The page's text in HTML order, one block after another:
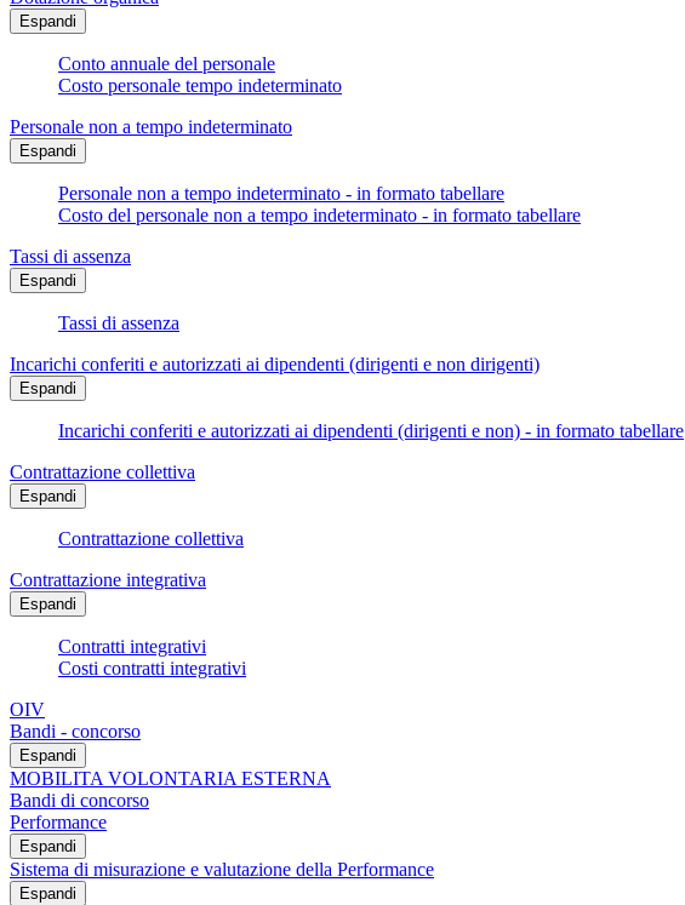
Espandi
Conto annuale del personale
Costo personale tempo indeterminato
Personale non a tempo indeterminato
Espandi
Personale non a tempo indeterminato - in formato tabellare
Costo del personale non a tempo indeterminato - in formato tabellare
Tassi di assenza
Espandi
Tassi di assenza
Incarichi conferiti e autorizzati ai dipendenti (dirigenti e non dirigenti)
Espandi
Incarichi conferiti e autorizzati ai dipendenti (dirigenti e non) - in formato tabellare
Contrattazione collettiva
Espandi
Contrattazione collettiva
Contrattazione integrativa
Espandi
Contratti integrativi
Costi contratti integrativi
OIV
Bandi - concorso
Espandi
MOBILITA VOLONTARIA ESTERNA
Bandi di concorso
Performance
Espandi
Sistema di misurazione e valutazione della Performance
Espandi